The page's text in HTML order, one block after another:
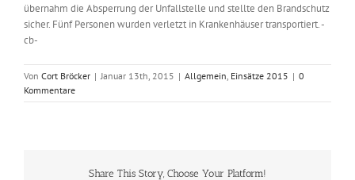
übernahm die Absperrung der Unfallstelle und stellte den Brandschutz
sicher. Fünf Personen wurden verletzt in Krankenhäuser transportiert. -
cb-
Von Cort Bröcker | Januar 13th, 2015 | Allgemein Einsätze 2015 | 0
Kommentare
Share This Story, Choose Your Platform!